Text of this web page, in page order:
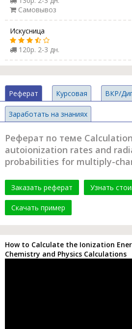
Самовывоз
Искусница
120р. 2-3 дн.
Реферат Курсовая ВКР/
Заработать на знаниях
Реферат по теме
autoionization rates and
probabilities for multiply-
Заказать реферат Узнать
Скачать пример
How to Calculate the Ionization
Chemistry and Physics Calculations